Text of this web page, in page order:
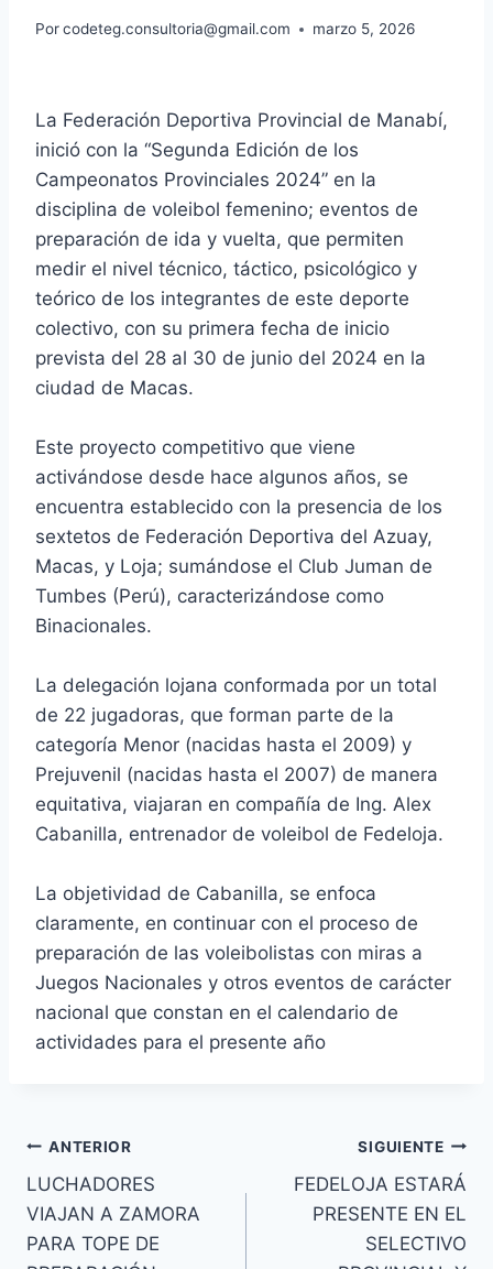
Porcodeteg.consultoria@gmail.com marzo 5, 2026
La Federación Deportiva Provincial de Manabí,
inició con la “Segunda Edición de los
Campeonatos Provinciales 2024” en la
disciplina de voleibol femenino; eventos de
preparación de ida y vuelta, que permiten
medir el nivel técnico, táctico, psicológico y
teórico de los integrantes de este deporte
colectivo, con su primera fecha de inicio
prevista del 28 al 30 de junio del 2024 en la
ciudad de Macas.
Este proyecto competitivo que viene
activándose desde hace algunos años, se
encuentra establecido con la presencia de los
sextetos de Federación Deportiva del Azuay,
Macas, y Loja; sumándose el Club Juman de
Tumbes (Perú), caracterizándose como
Binacionales.
La delegación lojana conformada por un total
de 22 jugadoras, que forman parte de la
categoría Menor (nacidas hasta el 2009) y
Prejuvenil (nacidas hasta el 2007) de manera
equitativa, viajaran en compañía de Ing. Alex
Cabanilla, entrenador de voleibol de Fedeloja.
La objetividad de Cabanilla, se enfoca
claramente, en continuar con el proceso de
preparación de las voleibolistas con miras a
Juegos Nacionales y otros eventos de carácter
nacional que constan en el calendario de
actividades para el presente año
ANTERIOR
LUCHADORES
VIAJAN A ZAMORA
PARA TOPE DE
SIGUIENTE
FEDELOJA ESTARÁ
PRESENTE EN EL
SELECTIVO